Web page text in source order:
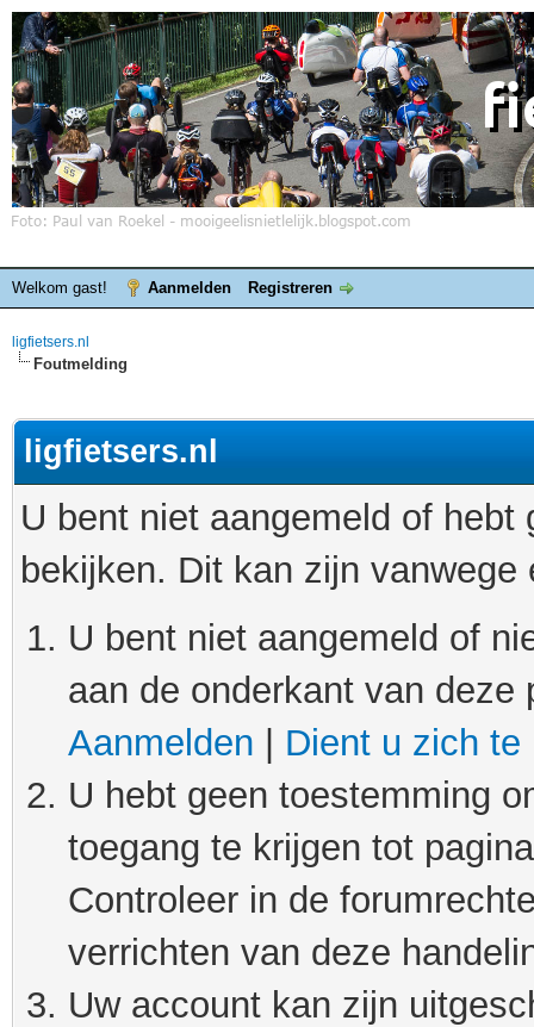
Welkom gast! Aanmelden Registreren
ligfietsers.nl
Foutmelding
ligfietsers.nl
U bent niet aangemeld of
bekijken. Dit kan zijn
U bent niet aangemeld of
aan de onderkant van
Aanmelden
Dient u zich te
U hebt geen toestemming
toegang te krijgen tot
Controleer in de
verrichten van deze
Uw account kan zijn